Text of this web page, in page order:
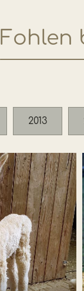
Fohlen
2013